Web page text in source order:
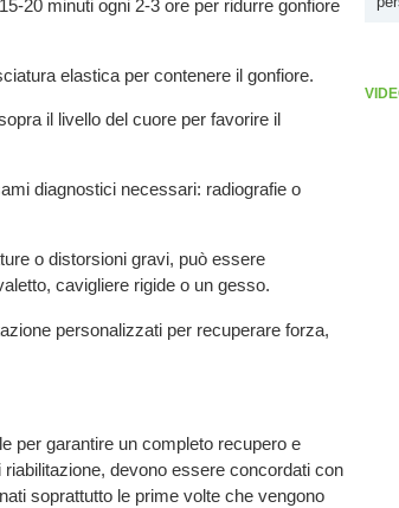
20 minuti ogni 2-3 ore per ridurre gonfiore
elastica per contenere il gonfiore.
il livello del cuore per favorire il
diagnostici necessari: radiografie o
o distorsioni gravi, può essere
cavigliere rigide o un gesso.
personalizzati per recuperare forza,
per garantire un completo recupero e
devono essere concordati con
soprattutto le prime volte che vengono